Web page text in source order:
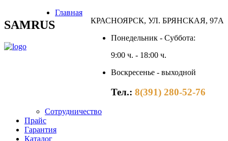
SAMRUS
КРАСНОЯРСК, УЛ. БРЯНСКАЯ, 97А
Понедельник - Суббота:
9:00 ч. - 18:00 ч.
Воскресенье - выходной
Тел.: 8(391) 280-52-76
Главная
Сотрудничество
Прайс
Гарантия
Каталог